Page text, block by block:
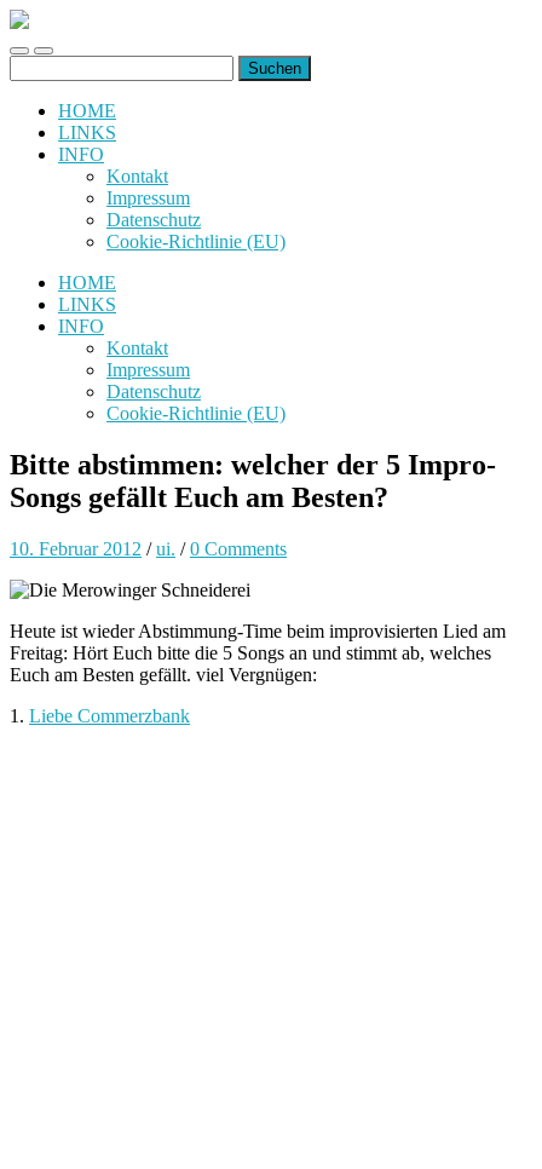
uiuiuiuiuiuiui.de
Toggle
mobile
Toggle
search
nach:
HOME
LINKS
INFO
Kontakt
Impressum
Datenschutz
Cookie-Richtlinie (EU)
HOME
LINKS
INFO
Kontakt
Impressum
Datenschutz
Cookie-Richtlinie (EU)
Bitte abstimmen: welcher der 5 Impro-
Songs gefällt Euch am Besten?
10. Februar 2012 /ui. /0 Comments
Heute ist wieder Abstimmung-Time beim improvisierten Lied am
Freitag: Hört Euch bitte die 5 Songs an und stimmt ab, welches
Euch am Besten gefällt. viel Vergnügen:
1. Liebe Commerzbank